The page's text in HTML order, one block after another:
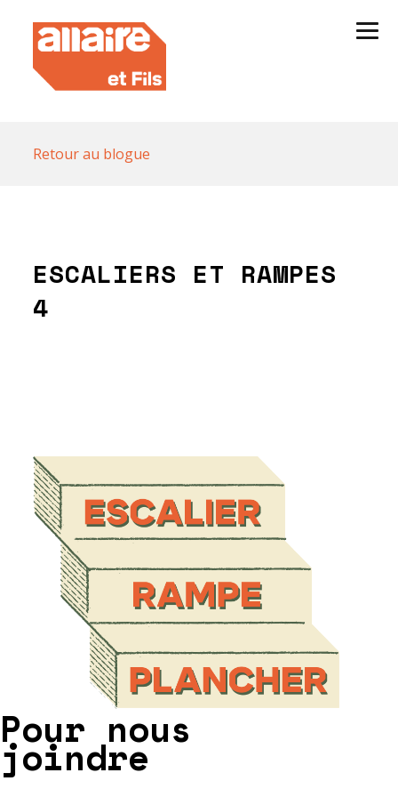
Retour au blogue
ESCALIERS ET RAMPES
4
Pour nous
joindre